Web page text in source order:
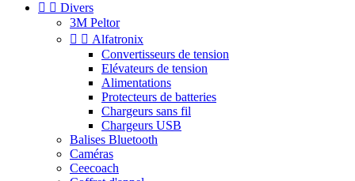
  Divers
3M Peltor
  Alfatronix
Convertisseurs de tension
Elévateurs de tension
Alimentations
Protecteurs de batteries
Chargeurs sans fil
Chargeurs USB
Balises Bluetooth
Caméras
Ceecoach